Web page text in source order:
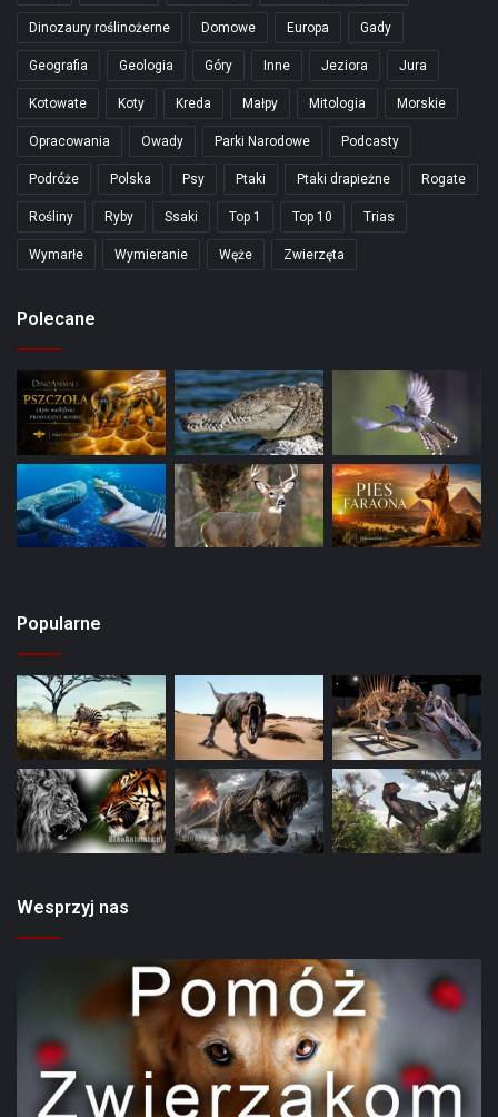
Dinozaury roślinożerne Domowe Europa Gady
Geografia Geologia Góry Inne Jeziora Jura
Kotowate Koty Kreda Małpy Mitologia Morskie
Opracowania Owady Parki Narodowe Podcasty
Podróże Polska Psy Ptaki Ptaki drapieżne Rogate
Rośliny Ryby Ssaki Top 1 Top 10 Trias
Wymarłe Wymieranie Węże Zwierzęta
Polecane
Popularne
Wesprzyj nas